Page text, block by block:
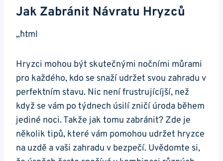
Jak Zabránit Návratu Hryzců
„`html
Hryzci mohou být skutečnými nočními můrami
pro každého, kdo se snaží udržet svou zahradu v
perfektním stavu. Nic není frustrujícíjší, než
když se vám po týdnech úsilí zničí úroda během
jediné noci. Takže jak tomu zabránit? Zde je
několik tipů, které vám pomohou udržet hryzce
na uzdě a vaši zahradu v bezpečí. Uvědomte si,